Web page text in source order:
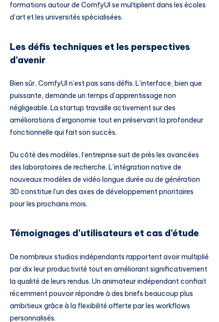
formations autour de ComfyUI se multiplient dans les écoles
d’art et les universités spécialisées.
Les défis techniques et les perspectives
d’avenir
Bien sûr, ComfyUI n’est pas sans défis. L’interface, bien que
puissante, demande un temps d’apprentissage non
négligeable. La startup travaille activement sur des
améliorations d’ergonomie tout en préservant la profondeur
fonctionnelle qui fait son succès.
Du côté des modèles, l’entreprise suit de près les avancées
des laboratoires de recherche. L’intégration native de
nouveaux modèles de vidéo longue durée ou de génération
3D constitue l’un des axes de développement prioritaires
pour les prochains mois.
Témoignages d’utilisateurs et cas d’étude
De nombreux studios indépendants rapportent avoir multiplié
par dix leur productivité tout en améliorant significativement
la qualité de leurs rendus. Un animateur indépendant confiait
récemment pouvoir répondre à des briefs beaucoup plus
ambitieux grâce à la flexibilité offerte par les workflows
personnalisés.